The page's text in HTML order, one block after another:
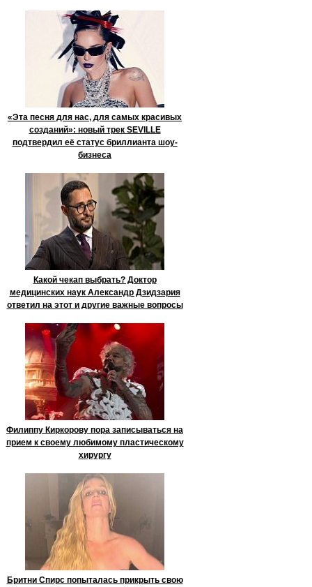
«Эта песня для нас, для самых красивых
созданий»: новый трек SEVILLE
подтвердил её статус бриллианта шоу-
бизнеса
Какой чекап выбрать? Доктор
медицинских наук Александр Дзидзария
ответил на этот и другие важные вопросы
Филиппу Киркорову пора записываться на
прием к своему любимому пластическому
хирургу
Бритни Спирс попыталась прикрыть свою